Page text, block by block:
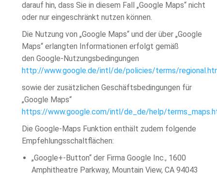
darauf hin, dass Sie in diesem Fall „Google Maps“ nicht
oder nur eingeschränkt nutzen können.
Die Nutzung von „Google Maps“ und der über „Google
Maps“ erlangten Informationen erfolgt gemäß
den Google-Nutzungsbedingungen
http://www.google.de/intl/de/policies/terms/
sowie der zusätzlichen Geschäftsbedingungen für
„Google Maps“
https://www.google.com/intl/de_de/help/
Die Google-Maps Funktion enthält zudem folgende
Empfehlungsschaltflächen:
„Google+-Button“ der Firma Google Inc., 1600
Amphitheatre Parkway, Mountain View, CA 94043